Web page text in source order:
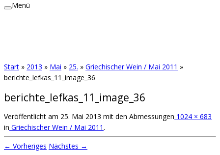
Menü
Start » 2013 » Mai » 25. » Griechischer Wein / Mai 2011 »
berichte_lefkas_11_image_36
berichte_lefkas_11_image_36
Veröffentlicht am 25. Mai 2013 mit den Abmessungen 1024 × 683
in Griechischer Wein / Mai 2011.
← Vorheriges Nächstes →